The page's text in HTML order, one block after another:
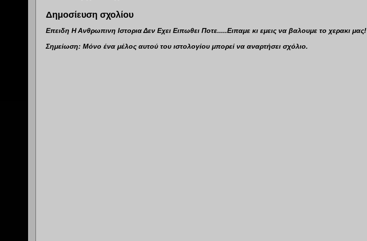
Δημοσίευση σχολίου
Επειδη Η Ανθρωπινη Ιστορια Δεν Εχει Ειπωθει Ποτε.....Ειπαμε κι εμεις να βαλουμε το χερακι μας!
Σημείωση: Μόνο ένα μέλος αυτού του ιστολογίου μπορεί να αναρτήσει σχόλιο.